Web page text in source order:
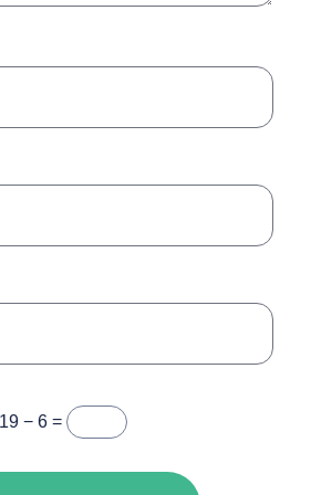
19 − 6 =